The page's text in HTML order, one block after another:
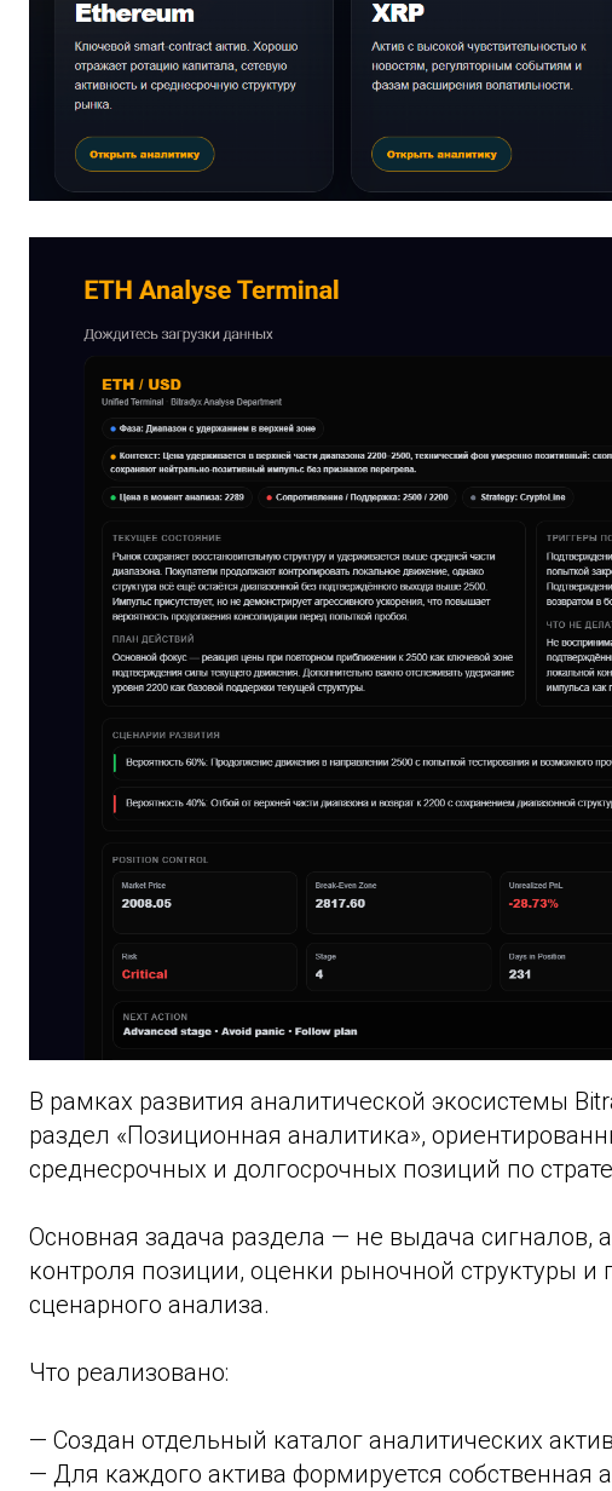
В рамках развития аналитической экосистемы
раздел «Позиционная аналитика»,
среднесрочных и долгосрочных позиций по
Основная задача раздела — не выдача сигналов,
контроля позиции, оценки рыночной структуры
сценарного анализа.
Что реализовано:
— Создан отдельный каталог аналитических
— Для каждого актива формируется собственная